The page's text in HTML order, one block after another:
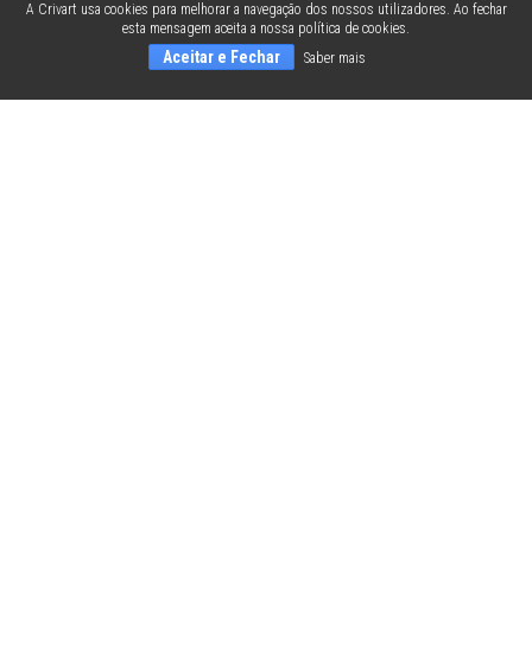
A Crivart usa cookies para melhorar a navegação dos nossos utilizadores. Ao fechar
esta mensagem aceita a nossa política de cookies.
Aceitar e Fechar Saber mais